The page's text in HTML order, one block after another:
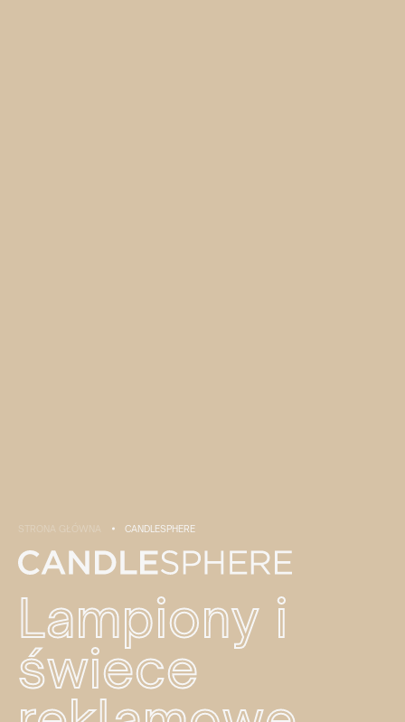
STRONA GŁÓWNA CANDLESPHERE
Lampiony i
świece